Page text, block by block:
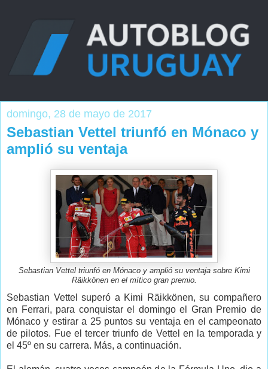
domingo, 28 de mayo de 2017
Sebastian Vettel triunfó en Mónaco y
amplió su ventaja
Sebastian Vettel triunfó en Mónaco y amplió su ventaja sobre Kimi
Räikkönen en el mítico gran premio.
Sebastian Vettel superó a Kimi Räikkönen, su compañero
en Ferrari, para conquistar el domingo el Gran Premio de
Mónaco y estirar a 25 puntos su ventaja en el campeonato
de pilotos. Fue el tercer triunfo de Vettel en la temporada y
el 45º en su carrera. Más, a continuación.